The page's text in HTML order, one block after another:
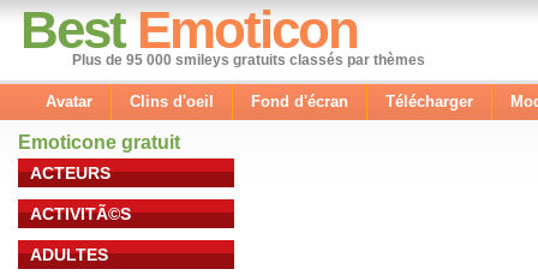
Best Emoticon
Plus de 95 000 smileys gratuits classés par thèmes
Avatar Clins d'oeil Fond d'écran Télécharger
Emoticone gratuit
ACTEURS
ACTIVITÃ©S
ADULTES